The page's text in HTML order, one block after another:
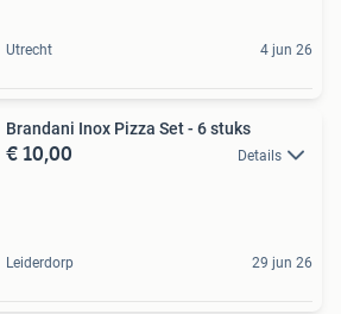
Utrecht 4 jun 26
Brandani Inox Pizza Set - 6 stuks
€ 10,00 Details
Leiderdorp 29 jun 26